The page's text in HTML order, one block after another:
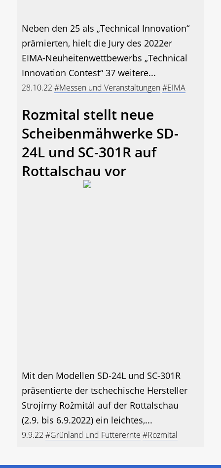
Neben den 25 als „Technical Innovation“
prämierten, hielt die Jury des 2022er
EIMA-Neuheitenwettbewerbs „Technical
Innovation Contest“ 37 weitere...
28.10.22 #Messen und Veranstaltungen#EIMA
Rozmital stellt neue
Scheibenmähwerke SD-
24L und SC-301R auf
Rottalschau vor
Mit den Modellen SD-24L und SC-301R
präsentierte der tschechische Hersteller
Strojírny Rožmitál auf der Rottalschau
(2.9. bis 6.9.2022) ein leichtes,...
9.9.22 #Grünland und Futterernte #Rozmital